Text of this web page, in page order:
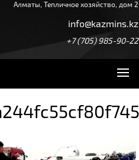
info@kazmins.kz
Алматы, Тепличное хозяйство, дом 2
+7 (705) 985-90-22